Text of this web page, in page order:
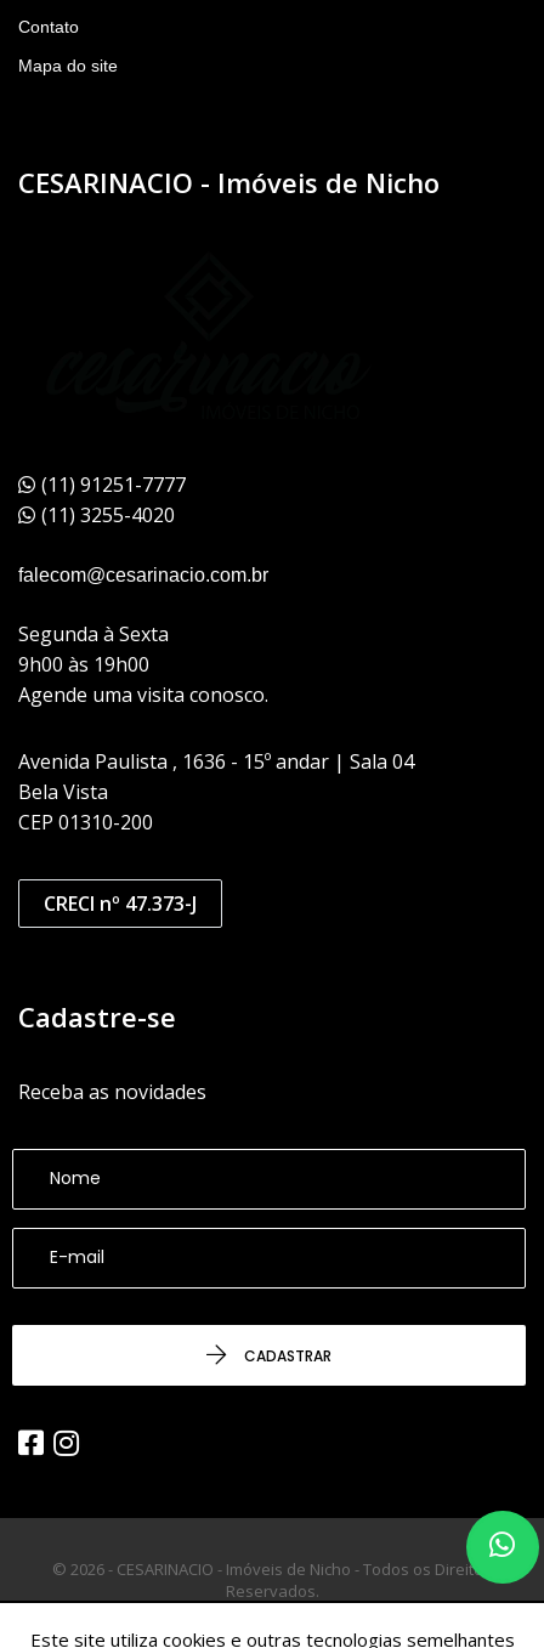
Contato
Mapa do site
CESARINACIO - Imóveis de Nicho
(11) 91251-7777
(11) 3255-4020
falecom@cesarinacio.com.br
Segunda à Sexta
9h00 às 19h00
Agende uma visita conosco.
Avenida Paulista , 1636 - 15º andar | Sala 04
Bela Vista
CEP 01310-200
CRECI nº 47.373-J
Cadastre-se
Receba as novidades
CADASTRAR
© 2026 - CESARINACIO - Imóveis de Nicho - Todos os Direitos
Reservados.
Este site utiliza cookies e outras tecnologias semelhantes